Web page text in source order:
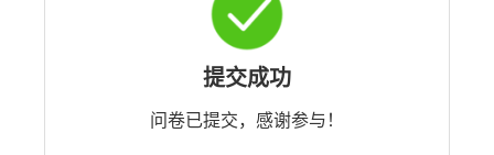
提交成功
问卷已提交，感谢参与！